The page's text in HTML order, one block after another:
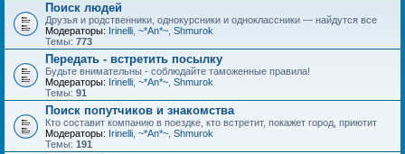
Поиск людей
Друзья и родственники, однокурсники и одноклассники — найдутся все
Модераторы: Irinelli ~*An*~ Shmurok
Темы: 773
Передать - встретить посылку
Будьте внимательны - соблюдайте таможенные правила!
Модераторы: Irinelli ~*An*~ Shmurok
Темы: 91
Поиск попутчиков и знакомства
Кто составит компанию в поездке, кто встретит, покажет город, приютит
Модераторы: Irinelli ~*An*~ Shmurok
Темы: 191